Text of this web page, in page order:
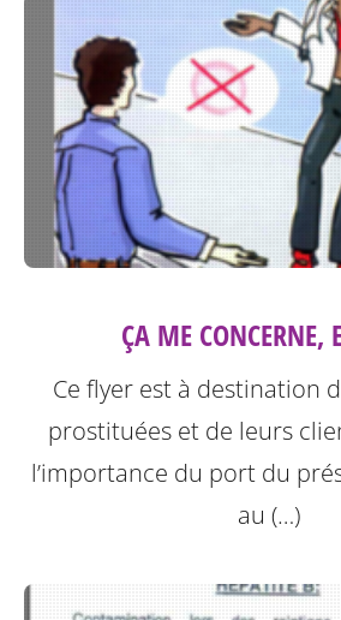
ÇA ME CONCERNE,
Ce flyer est à destination
prostituées et de leurs
l’importance du port du
au (…)